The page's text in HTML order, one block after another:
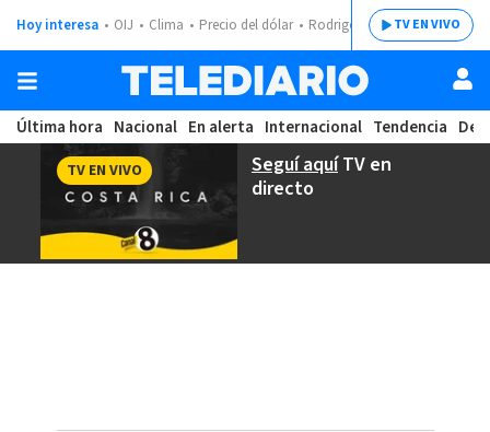
Hoy interesa OIJ Clima Precio del dólar Rodrigo ChavesTV EN VIVO
Última hora Nacional En alerta Internacional Tendencia
Seguí aquíTV en
directo
TV EN VIVO